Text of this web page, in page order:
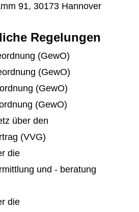
91, 30173 Hannover
Regelungen
(GewO)
(GewO)
(GewO)
(GewO)
über den
(VVG)
die
und - beratung
die